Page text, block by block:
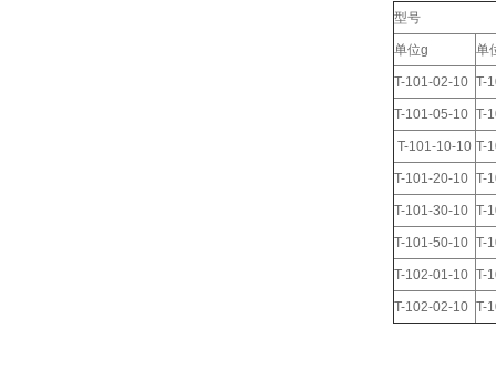
型号
单位g 单
T-101-02-10 T-
T-101-05-10 T-
T-101-10-10 T-
T-101-20-10 T-
T-101-30-10 T-
T-101-50-10 T-
T-102-01-10 T-
T-102-02-10 T-